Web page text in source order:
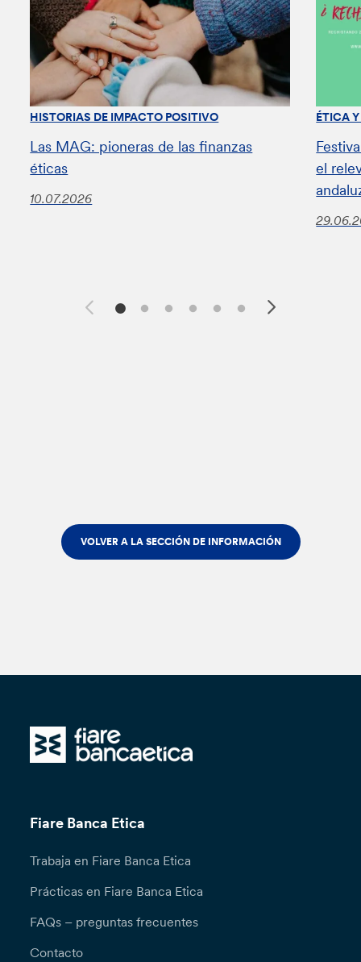
HISTORIAS DE IMPACTO POSITIVO
Las MAG: pioneras de las finanzas
éticas
10.07.2026
ÉTICA
el
VOLVER A LA SECCIÓN DE INFORMACIÓN
Fiare Banca Etica
Trabaja en Fiare Banca Etica
Prácticas en Fiare Banca Etica
FAQs – preguntas frecuentes
Contacto